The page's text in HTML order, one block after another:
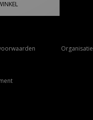
Organisatie